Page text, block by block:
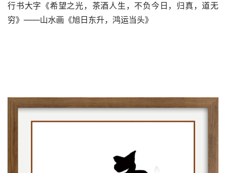
行书大字《希望之光，茶酒人生，不负今日，归真，道无
穷》——山水画《旭日东升，鸿运当头》